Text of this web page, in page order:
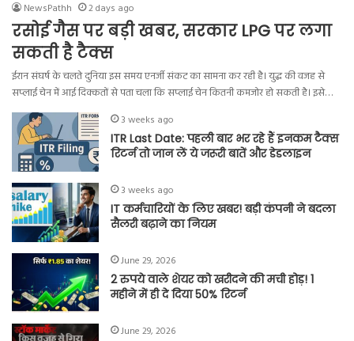
NewsPathh 2 days ago
रसोई गैस पर बड़ी खबर, सरकार LPG पर लगा
सकती है टैक्स
ईरान संघर्ष के चलते दुनिया इस समय एनर्जी संकट का सामना कर रही है। युद्ध की वजह से
सप्लाई चेन में आई दिक्कतों से पता चला कि सप्लाई चेन कितनी कमजोर हो सकती है। इसे…
3 weeks ago
ITR Last Date: पहली बार भर रहे हैं इनकम टैक्स
रिटर्न तो जान लें ये जरूरी बातें और डेडलाइन
3 weeks ago
IT कर्मचारियों के लिए खबर! बड़ी कंपनी ने बदला
सैलरी बढ़ाने का नियम
June 29, 2026
2 रुपये वाले शेयर को खरीदने की मची होड़! 1
महीने में ही दे दिया 50% रिटर्न
June 29, 2026